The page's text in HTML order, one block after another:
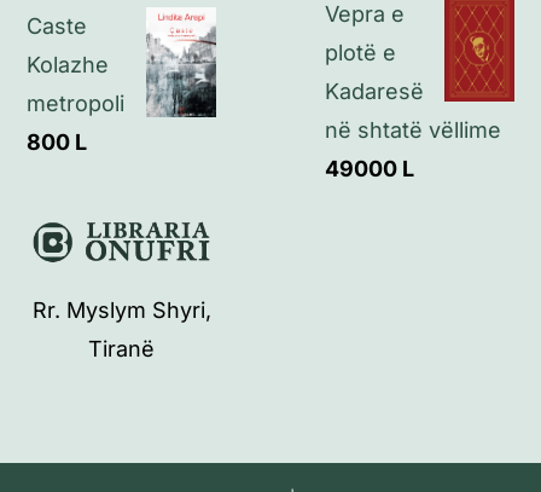
Caste
Kolazhe
metropoli
800 L
Vepra e
plotë e
Kadaresë
në shtatë vëllime
49000 L
Rr. Myslym Shyri,
Tiranë